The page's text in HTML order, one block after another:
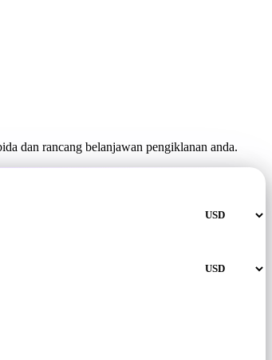
dan rancang belanjawan pengiklanan anda.